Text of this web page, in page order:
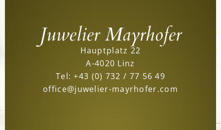
Juwelier Mayrhofer
Hauptplatz 22
A-4020 Linz
Tel:+43 (0) 732 / 77 56 49
office@juwelier-mayrhofer.com